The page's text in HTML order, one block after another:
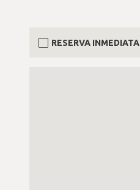
RESERVA INMEDIATA